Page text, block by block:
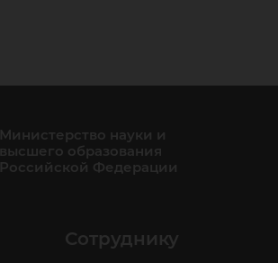
Министерство науки и
высшего образования
Российской Федерации
Сотруднику